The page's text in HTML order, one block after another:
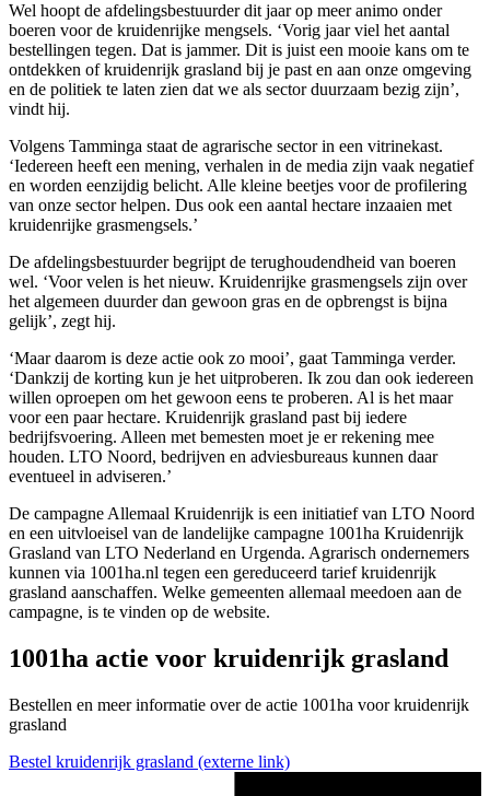
Wel hoopt de afdelingsbestuurder dit jaar op meer animo onder
boeren voor de kruidenrijke mengsels. ‘Vorig jaar viel het aantal
bestellingen tegen. Dat is jammer. Dit is juist een mooie kans om te
ontdekken of kruidenrijk grasland bij je past en aan onze omgeving
en de politiek te laten zien dat we als sector duurzaam bezig zijn’,
vindt hij.
Volgens Tamminga staat de agrarische sector in een vitrinekast.
‘Iedereen heeft een mening, verhalen in de media zijn vaak negatief
en worden eenzijdig belicht. Alle kleine beetjes voor de profilering
van onze sector helpen. Dus ook een aantal hectare inzaaien met
kruidenrijke grasmengsels.’
De afdelingsbestuurder begrijpt de terughoudendheid van boeren
wel. ‘Voor velen is het nieuw. Kruidenrijke grasmengsels zijn over
het algemeen duurder dan gewoon gras en de opbrengst is bijna
gelijk’, zegt hij.
‘Maar daarom is deze actie ook zo mooi’, gaat Tamminga verder.
‘Dankzij de korting kun je het uitproberen. Ik zou dan ook iedereen
willen oproepen om het gewoon eens te proberen. Al is het maar
voor een paar hectare. Kruidenrijk grasland past bij iedere
bedrijfsvoering. Alleen met bemesten moet je er rekening mee
houden. LTO Noord, bedrijven en adviesbureaus kunnen daar
eventueel in adviseren.’
De campagne Allemaal Kruidenrijk is een initiatief van LTO Noord
en een uitvloeisel van de landelijke campagne 1001ha Kruidenrijk
Grasland van LTO Nederland en Urgenda. Agrarisch ondernemers
kunnen via 1001ha.nl tegen een gereduceerd tarief kruidenrijk
grasland aanschaffen. Welke gemeenten allemaal meedoen aan de
campagne, is te vinden op de website.
1001ha actie voor kruidenrijk grasland
Bestellen en meer informatie over de actie 1001ha voor kruidenrijk
grasland
Bestel kruidenrijk grasland (externe link)